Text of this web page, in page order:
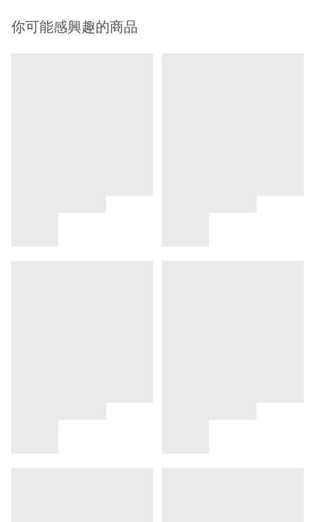
你可能感興趣的商品